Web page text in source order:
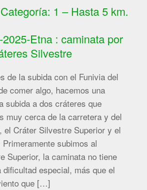
1 – Hasta 5 km.
2025-Etna : caminata por
Silvestre
de la subida con el Funivia del
comer algo, hacemos una
subida a dos cráteres que
muy cerca de la carretera y del
el Cráter Silvestre Superior y el
Primeramente subimos al
Superior, la caminata no tiene
dificultad especial, más que el
que […]